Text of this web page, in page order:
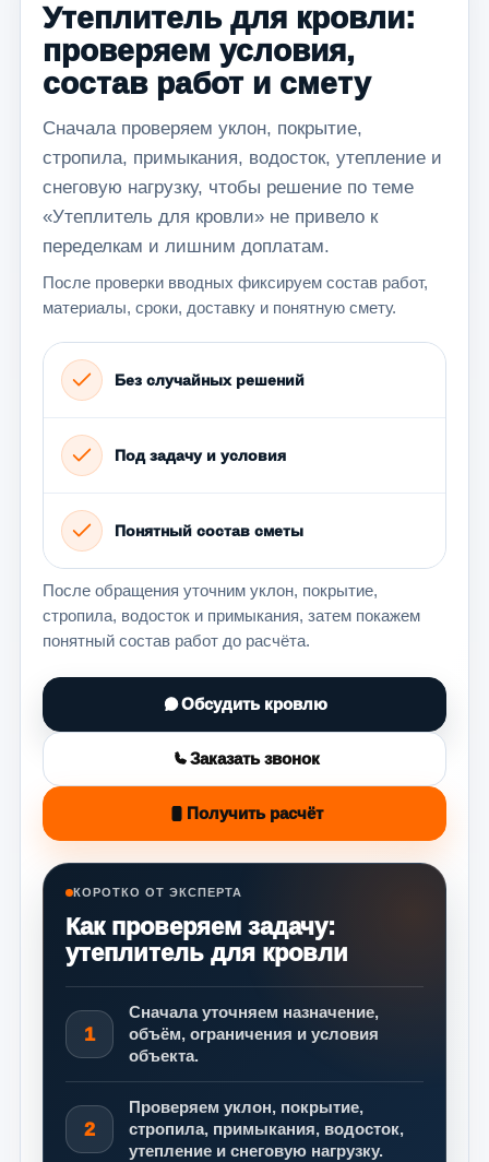
Утеплитель для кровли:
проверяем условия,
состав работ и смету
Сначала проверяем уклон, покрытие,
стропила, примыкания, водосток, утепление и
снеговую нагрузку, чтобы решение по теме
«Утеплитель для кровли» не привело к
переделкам и лишним доплатам.
После проверки вводных фиксируем состав работ,
материалы, сроки, доставку и понятную смету.
Без случайных решений
Под задачу и условия
Понятный состав сметы
После обращения уточним уклон, покрытие,
стропила, водосток и примыкания, затем покажем
понятный состав работ до расчёта.
Обсудить кровлю
Заказать звонок
Получить расчёт
КОРОТКО ОТ ЭКСПЕРТА
Как проверяем задачу:
утеплитель для кровли
1
Сначала уточняем назначение,
объём, ограничения и условия
объекта.
2
Проверяем уклон, покрытие,
стропила, примыкания, водосток,
утепление и снеговую нагрузку.